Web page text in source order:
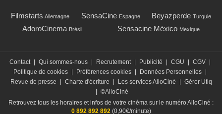
Filmstarts Allemagne SensaCine Espagne Beyazperde Turquie
AdoroCinema Brésil Sensacine México Mexique
Contact | Qui sommes-nous | Recrutement | Publicité | CGU | CGV |
Politique de cookies | Préférences cookies | Données Personnelles |
Revue de presse
| Charte d'écriture | Les services AlloCiné | Gérer Utiq
| ©AlloCiné
Retrouvez tous les horaires et infos de votre cinéma sur le numéro AlloCiné :
0 892 892 892 (0,90€/minute)